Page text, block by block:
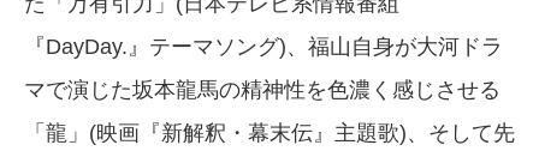
『DayDay.』テーマソング)、福山自身が大河ドラ
マで演じた坂本龍馬の精神性を色濃く感じさせる
「龍」(映画『新解釈・幕末伝』主題歌)、そして先